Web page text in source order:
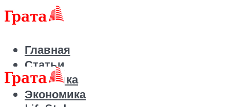
Главная
Статьи
Политика
Экономика